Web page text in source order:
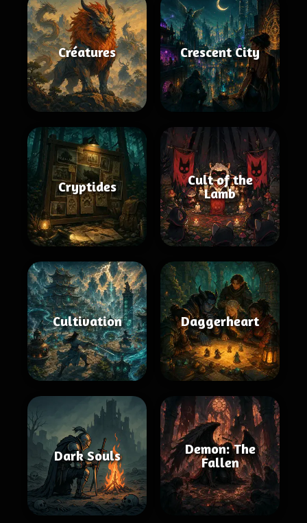
Créatures Crescent City
Cryptides
Cult of the
Lamb
Cultivation Daggerheart
Dark Souls
Demon: The
Fallen